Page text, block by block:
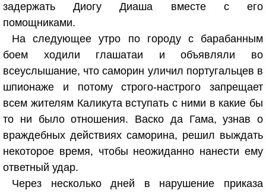
задержать Диогу Диаша вместе с его
помощниками.
На следующее утро по городу с барабанным
боем ходили глашатаи и объявляли во
всеуслышание, что саморин уличил португальцев в
шпионаже и потому строго-настрого запрещает
всем жителям Каликута вступать с ними в какие бы
то ни было отношения. Васко да Гама, узнав о
враждебных действиях саморина, решил выждать
некоторое время, чтобы неожиданно нанести ему
ответный удар.
Через несколько дней в нарушение приказа